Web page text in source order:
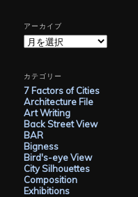
アーカイブ
ア
ー
イ
ブ
カテゴリー
7 Factors of Cities
Architecture File
Art Writing
Back Street View
BAR
Bigness
Bird's-eye View
City Silhouettes
Composition
Exhibitions